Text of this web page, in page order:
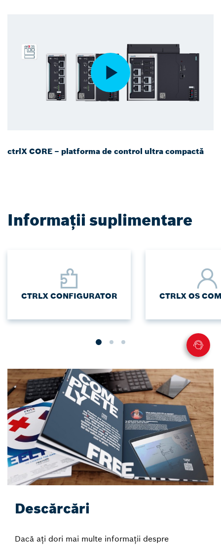
ctrlX CORE – platforma de control ultra compactă
Informații suplimentare
CTRLX CONFIGURATOR CTRLX OS
Descărcări
Dacă ați dori mai multe informații despre